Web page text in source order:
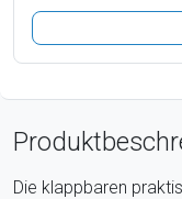
Die klappbaren